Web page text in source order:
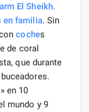
El Sheikh.
en familia. Sin
coches
de coral
que durante
» en 10
mundo y 9